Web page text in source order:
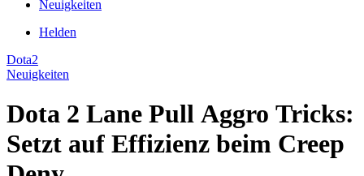
Neuigkeiten
Helden
Dota2
Neuigkeiten
Dota 2 Lane Pull Aggro Tricks:
Setzt auf Effizienz beim Creep